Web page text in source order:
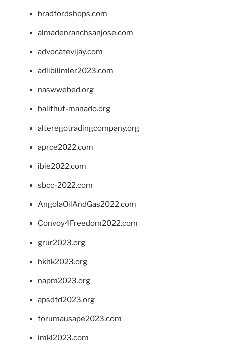
bradfordshops.com
almadenranchsanjose.com
advocatevijay.com
adlibilimler2023.com
naswwebed.org
balithut-manado.org
alteregotradingcompany.org
aprce2022.com
ibie2022.com
sbcc-2022.com
AngolaOilAndGas2022.com
Convoy4Freedom2022.com
grur2023.org
hkhk2023.org
napm2023.org
apsdfd2023.org
forumausape2023.com
imkl2023.com